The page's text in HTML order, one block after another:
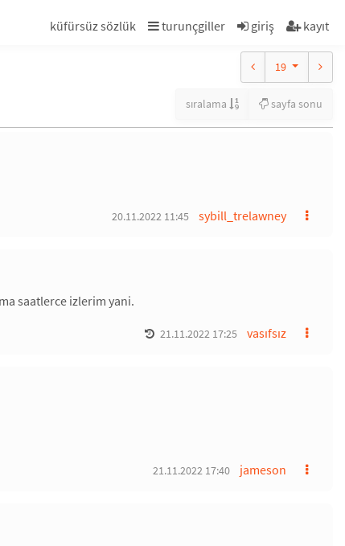
küfürsüz sözlük turunçgiller giriş kayıt
19
sıralama sayfa sonu
sybill_trelawney
20.11.2022 11:45
saatlerce izlerim yani.
vasıfsız
21.11.2022 17:25
jameson
21.11.2022 17:40